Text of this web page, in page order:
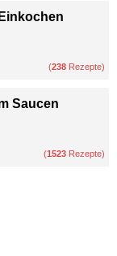
(238 Rezepte)
Saucen
(1523 Rezepte)